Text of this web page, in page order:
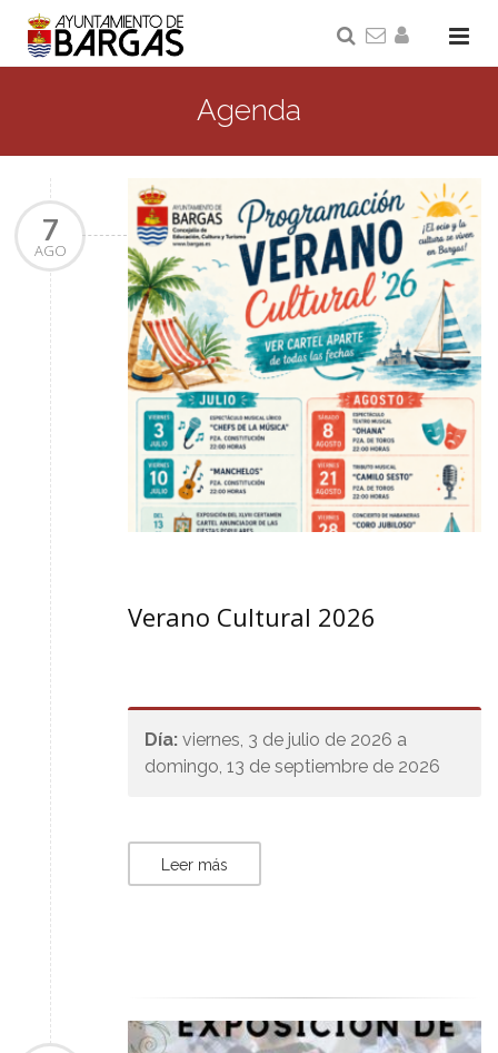
Agenda
7
AGO
Verano Cultural 2026
Día: viernes, 3 de julio de 2026 a
domingo, 13 de septiembre de 2026
Leer más